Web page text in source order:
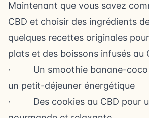
Maintenant que vous savez
CBD et choisir des ingrédients
quelques recettes originales
plats et des boissons infusés au
· Un smoothie banane-coco
un petit-déjeuner énergétique
· Des cookies au CBD pour